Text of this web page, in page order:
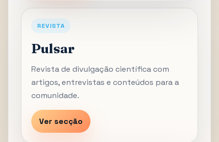
REVISTA
Pulsar
Revista de divulgação científica com
artigos, entrevistas e conteúdos para a
comunidade.
Ver secção